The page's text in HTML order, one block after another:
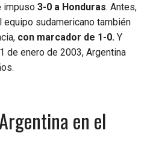
impuso 3-0 a Honduras. Antes,
equipo sudamericano también
con marcador de 1-0. Y
de enero de 2003, Argentina
en el